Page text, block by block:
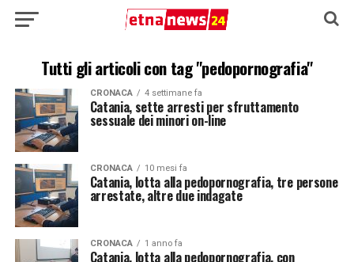
Tutti gli articoli con tag "pedopornografia"
CRONACA 4 settimane fa
Catania, sette arresti per sfruttamento
sessuale dei minori on-line
CRONACA 10 mesi fa
Catania, lotta alla pedopornografia, tre persone
arrestate, altre due indagate
CRONACA 1 anno fa
Catania, lotta alla pedopornografia, con